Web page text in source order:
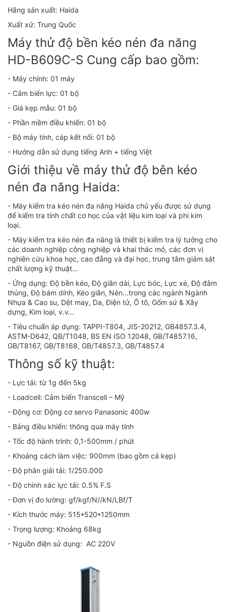
Hãng sản xuất: Haida
Xuất xứ: Trung Quốc
Máy thử độ bền kéo nén đa năng
HD-B609C-S Cung cấp bao gồm:
- Máy chính: 01 máy
- Cảm biến lực: 01 bộ
- Giá kẹp mẫu: 01 bộ
- Phần mềm điều khiển: 01 bộ
- Bộ máy tính, cáp kết nối: 01 bộ
- Hướng dẫn sử dụng tiếng Anh + tiếng Việt
Giới thiệu về máy thử độ bên kéo
nén đa năng Haida:
- Máy kiểm tra kéo nén đa năng Haida chủ yếu được sử dụng
để kiểm tra tính chất cơ học của vật liệu kim loại và phi kim
loại.
- Máy kiểm tra kéo nén đa năng là thiết bị kiểm tra lý tưởng cho
các doanh nghiệp công nghiệp và khai thác mỏ, các đơn vị
nghiên cứu khoa học, cao đẳng và đại học, trung tâm giám sát
chất lượng kỹ thuật…
- Ứng dụng: Độ bền kéo, Độ giãn dài, Lực bóc, Lực xé, Độ đâm
thủng, Độ bám dính, Kéo giãn, Nén...trong các ngành Ngành
Nhựa & Cao su, Dệt may, Da, Điện tử, Ô tô, Gốm sứ & Xây
dựng, Kim loại, v.v…
- Tiêu chuẩn áp dụng: TAPPI-T804, JIS-20212, GB4857.3.4,
ASTM-D642, QB/T1048, BS EN ISO 12048, GB/T4857.16,
GB/T8167, GB/T8168, GB/T4857.3, GB/T4857.4
Thông số kỹ thuật:
- Lực tải: từ 1g đến 5kg
- Loadcell: Cảm biến Transcell – Mỹ
- Động cơ: Động cơ servo Panasonic 400w
- Bảng điều khiển: thông qua máy tính
- Tốc độ hành trình: 0,1-500mm / phút
- Khoảng cách làm việc: 900mm (bao gồm cả kẹp)
- Độ phân giải tải: 1/250.000
- Độ chính xác lực tải: 0.5% F.S
- Đơn vị đo lường: gf/kgf/N//kN/LBf/T
- Kích thước máy: 515*520*1250mm
- Trọng lượng: Khoảng 68kg
- Nguồn điện sử dụng: AC 220V